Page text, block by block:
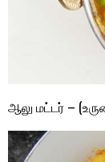
ஆலு மட்டர் –